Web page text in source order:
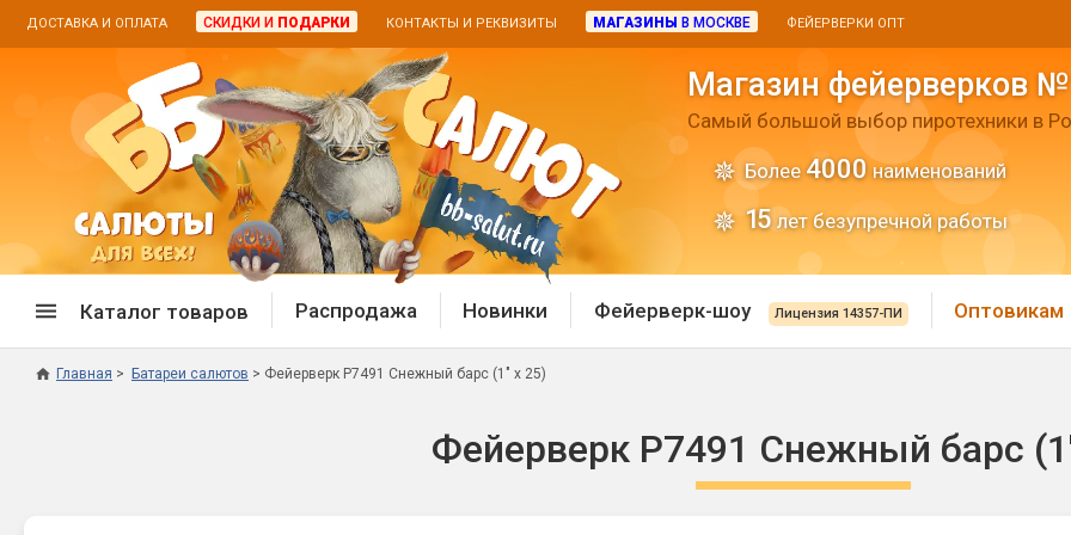
ДОСТАВКА И ОПЛАТА СКИДКИ И ПОДАРКИ КОНТАКТЫ И РЕКВИЗИТЫ МАГАЗИНЫ В МОСКВЕ ФЕЙЕРВЕРКИ ОПТ
Магазин фейерверков
Самый большой выбор пиротехники в
Более 4000 наименований
15 лет безупречной работы
Каталог товаров
Дневные батареи
Хлопушки и
Распродажа Новинки Фейерверк-шоу Лицензия 14357-ПИ Оптовикам
Главная Батареи салютов Фейерверк Р7491 Снежный барс (1" х 25)
Фейерверк Р7491 Снежный барс